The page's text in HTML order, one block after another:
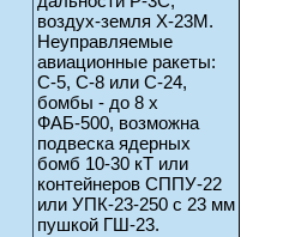
воздух-земля Х-23М.
Неуправляемые
авиационные ракеты:
С-5, С-8 или С-24,
бомбы - до 8 х
ФАБ-500, возможна
подвеска ядерных
бомб 10-30 кТ или
контейнеров СППУ-22
или УПК-23-250 с 23 мм
пушкой ГШ-23.